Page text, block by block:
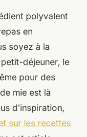
polyvalent
en
soyez à la
déjeuner, le
pour des
mie est là
d'inspiration,
sur les recettes